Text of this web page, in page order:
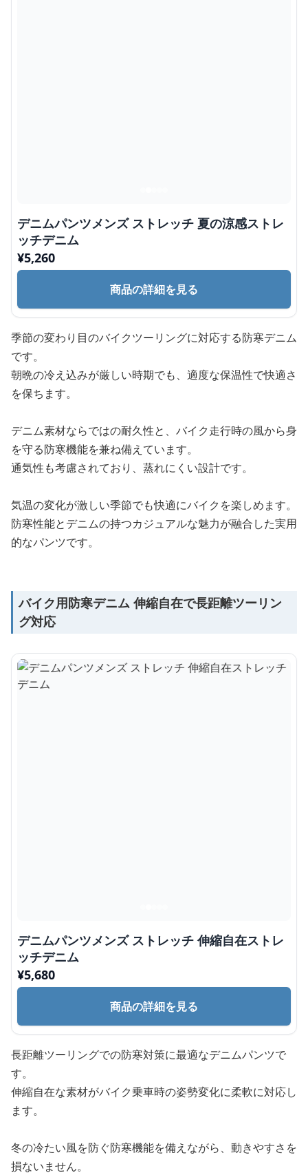
デニムパンツメンズ ストレッチ 夏の涼感ストレ
ッチデニム
¥5,260
商品の詳細を見る
季節の変わり目のバイクツーリングに対応する防寒デニム
です。
朝晩の冷え込みが厳しい時期でも、適度な保温性で快適さ
を保ちます。
デニム素材ならではの耐久性と、バイク走行時の風から身
を守る防寒機能を兼ね備えています。
通気性も考慮されており、蒸れにくい設計です。
気温の変化が激しい季節でも快適にバイクを楽しめます。
防寒性能とデニムの持つカジュアルな魅力が融合した実用
的なパンツです。
バイク用防寒デニム 伸縮自在で長距離ツーリン
グ対応
デニムパンツメンズ ストレッチ 伸縮自在ストレ
ッチデニム
¥5,680
商品の詳細を見る
長距離ツーリングでの防寒対策に最適なデニムパンツで
す。
伸縮自在な素材がバイク乗車時の姿勢変化に柔軟に対応し
ます。
冬の冷たい風を防ぐ防寒機能を備えながら、動きやすさを
損ないません。